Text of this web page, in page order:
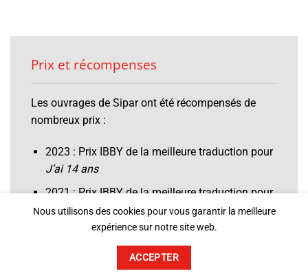
Prix et récompenses
Les ouvrages de Sipar ont été récompensés de
nombreux prix :
2023 : Prix IBBY de la meilleure traduction pour
J’ai 14 ans
2021 : Prix IBBY de la meilleure traduction pour
The elephant’s new shoeet Prix de la meilleure
d’illustration pourRongkea and the green
2019 : l’un des 4 livres sur le handicap
Nous utilisons des cookies pour vous garantir la meilleure
expérience sur notre site web.
ACCEPTER